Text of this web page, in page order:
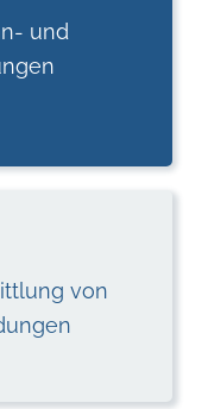
und
von